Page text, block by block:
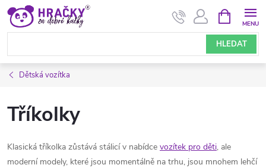
Přejít
obsah
HLEDAT
NÁKUPNÍ
KOŠÍK
Dětská vozítka
Tříkolky
Klasická tříkolka zůstává stálicí v nabídce vozítek pro děti, ale
moderní modely, které jsou momentálně na trhu, jsou mnohem lehčí